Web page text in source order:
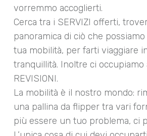
vorremmo accoglierti.
Cerca tra i SERVIZI offerti,
panoramica di ciò che
tua mobilità, per farti viaggiare
tranquillità. Inoltre ci occupiamo
REVISIONI.
La mobilità è il nostro mondo:
una pallina da flipper tra vari
più essere un tuo problema, ci